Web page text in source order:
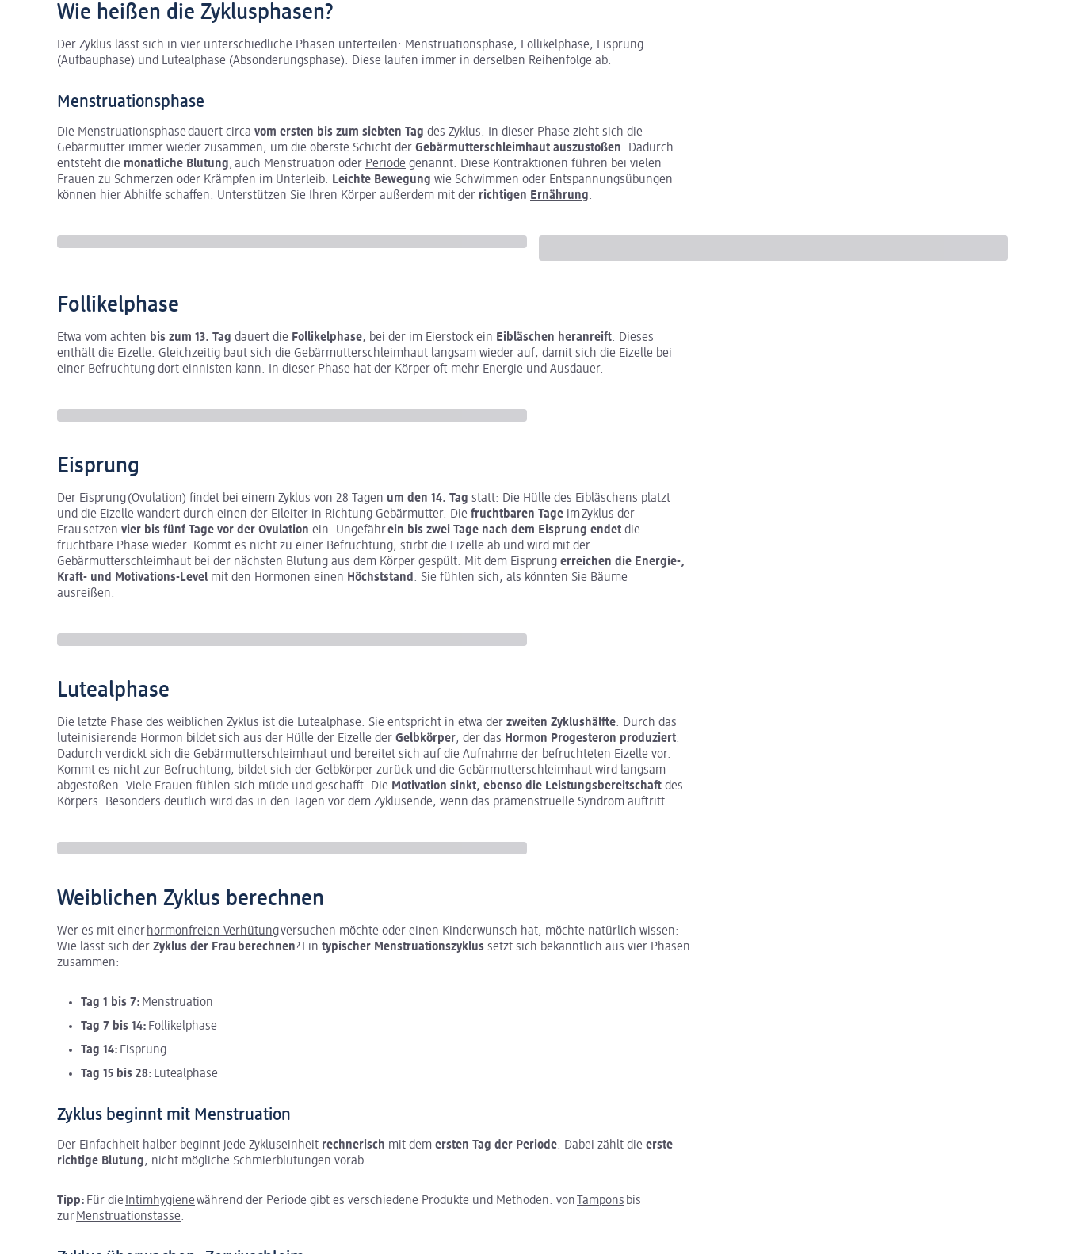
Wie heißen die Zyklusphasen?
Der Zyklus lässt sich in vier unterschiedliche Phasen unterteilen: Menstruationsphase, Follikelphase, Eisprung
(Aufbauphase) und Lutealphase (Absonderungsphase). Diese laufen immer in derselben Reihenfolge ab.
Menstruationsphase
Die Menstruationsphase dauert circa vom ersten bis zum siebten Tag des Zyklus. In dieser Phase zieht sich die
Gebärmutter immer wieder zusammen, um die oberste Schicht der Gebärmutterschleimhaut auszustoßen. Dadurch
entsteht die monatliche Blutung, auch Menstruation oder Periode genannt. Diese Kontraktionen führen bei vielen
Frauen zu Schmerzen oder Krämpfen im Unterleib. Leichte Bewegung wie Schwimmen oder Entspannungsübungen
können hier Abhilfe schaffen. Unterstützen Sie Ihren Körper außerdem mit der richtigen Ernährung.
Follikelphase
Etwa vom achten bis zum 13. Tag dauert die Follikelphase, bei der im Eierstock ein Eibläschen heranreift. Dieses
enthält die Eizelle. Gleichzeitig baut sich die Gebärmutterschleimhaut langsam wieder auf, damit sich die Eizelle bei
einer Befruchtung dort einnisten kann. In dieser Phase hat der Körper oft mehr Energie und Ausdauer.
Eisprung
Der Eisprung (Ovulation) findet bei einem Zyklus von 28 Tagen um den 14. Tag statt: Die Hülle des Eibläschens platzt
und die Eizelle wandert durch einen der Eileiter in Richtung Gebärmutter. Die fruchtbaren Tage im Zyklus der
Frau setzen vier bis fünf Tage vor der Ovulation ein. Ungefährein bis zwei Tage nach dem Eisprung endet die
fruchtbare Phase wieder. Kommt es nicht zu einer Befruchtung, stirbt die Eizelle ab und wird mit der
Gebärmutterschleimhaut bei der nächsten Blutung aus dem Körper gespült. Mit dem Eisprung erreichen die Energie-,
Kraft- und Motivations-Level mit den Hormonen einen Höchststand . Sie fühlen sich, als könnten Sie Bäume
ausreißen.
Lutealphase
Die letzte Phase des weiblichen Zyklus ist die Lutealphase. Sie entspricht in etwa der zweiten Zyklushälfte. Durch das
luteinisierende Hormon bildet sich aus der Hülle der Eizelle der Gelbkörper, der das Hormon Progesteron produziert.
Dadurch verdickt sich die Gebärmutterschleimhaut und bereitet sich auf die Aufnahme der befruchteten Eizelle vor.
Kommt es nicht zur Befruchtung, bildet sich der Gelbkörper zurück und die Gebärmutterschleimhaut wird langsam
abgestoßen. Viele Frauen fühlen sich müde und geschafft. Die Motivation sinkt, ebenso die Leistungsbereitschaft des
Körpers. Besonders deutlich wird das in den Tagen vor dem Zyklusende, wenn das prämenstruelle Syndrom auftritt.
Weiblichen Zyklus berechnen
Wer es mit einer hormonfreien Verhütungversuchen möchte oder einen Kinderwunsch hat, möchte natürlich wissen:
Wie lässt sich der Zyklus der Frau berechnen? Ein typischer Menstruationszyklus setzt sich bekanntlich aus vier Phasen
zusammen:
Tag 1 bis 7: Menstruation
Tag 7 bis 14: Follikelphase
Tag 14: Eisprung
Tag 15 bis 28: Lutealphase
Zyklus beginnt mit Menstruation
Der Einfachheit halber beginnt jede Zykluseinheit rechnerisch mit dem ersten Tag der Periode. Dabei zählt die erste
richtige Blutung, nicht mögliche Schmierblutungen vorab.
Tipp: Für die Intimhygienewährend der Periode gibt es verschiedene Produkte und Methoden: vonTampons bis
zur Menstruationstasse.